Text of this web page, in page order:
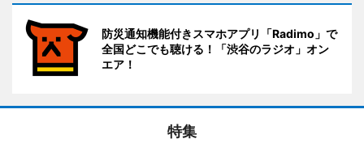
防災通知機能付きスマホアプリ「Radimo」で
全国どこでも聴ける！「渋谷のラジオ」オン
エア！
特集